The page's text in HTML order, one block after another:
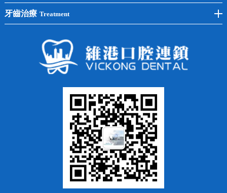
半口種植
全口種植
四環素牙
常見問題
兒童矯正
牙列不齊
全瓷牙
牙齒治療 Treatment